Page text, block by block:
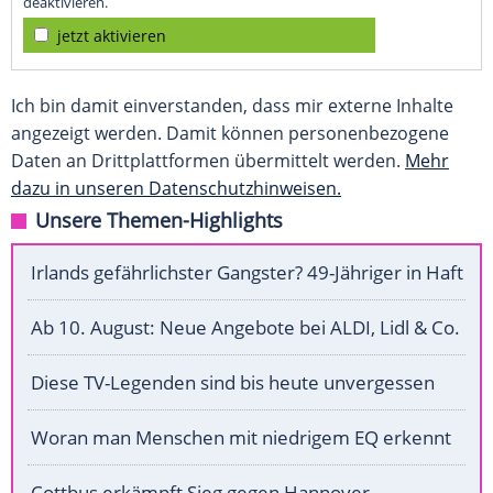
jetzt aktivieren
Ich bin damit einverstanden, dass mir externe Inhalte
angezeigt werden. Damit können personenbezogene
Daten an Drittplattformen übermittelt werden. Mehr
dazu in unseren Datenschutzhinweisen.
Unsere Themen-Highlights
Irlands gefährlichster Gangster? 49-Jähriger in Haft
Ab 10. August: Neue Angebote bei ALDI, Lidl & Co.
Diese TV-Legenden sind bis heute unvergessen
Woran man Menschen mit niedrigem EQ erkennt